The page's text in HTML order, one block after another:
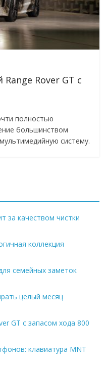
Rover GT с
полностью
большинством
систему.
за качеством чистки
коллекция
семейных заметок
целый месяц
GT с запасом хода 800
клавиатура MNT